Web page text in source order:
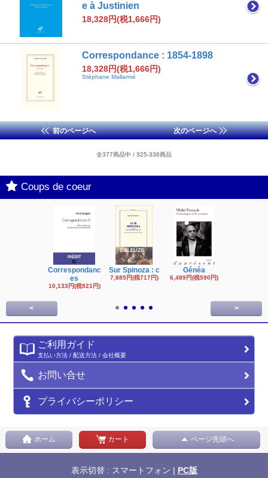
e à Justinien
18,328円(税1,666円)
Correspondance : 1854-1898
18,328円(税1,666円)
Stéphane Mallarmé
前のページへ 次のページへ
全377商品中 / 325-336商品
Coups de coeur
Correspondanc
es
10,133円(税921円)
Sur Spinoza : c
7,885円(税717円)
Généa
6,489円(税590円)
< >
ご利用ガイド
支払い方法 / 配送方法 / 会社概要
お問い合せ
プライバシーポリシー
ホーム カート ページ先頭へ
表示切替 : スマートフォン | PC版